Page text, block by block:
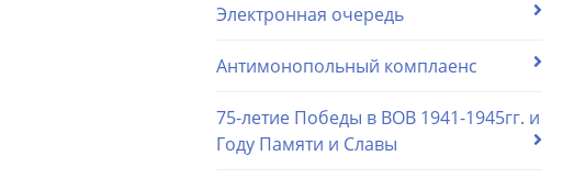
Электронная очередь
Антимонопольный комплаенс
75-летие Победы в ВОВ 1941-1945гг. и
Году Памяти и Славы